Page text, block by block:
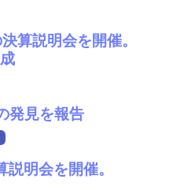
算説明会を開催。
発見を報告
明会を開催。